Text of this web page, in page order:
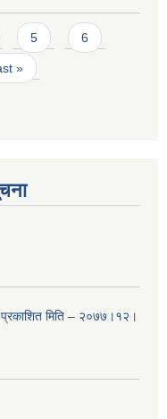
5 6
»
मिति – २०७७।१२।